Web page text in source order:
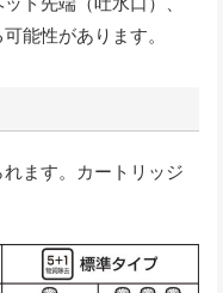
能性があります。
ます。カートリッジ